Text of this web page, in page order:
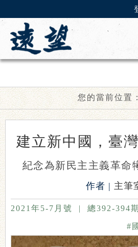
您的當前位置
建立新中國，臺
紀念為新民主主義革命
作者 | 主筆
2021年5-7月號 | 總392-394
#